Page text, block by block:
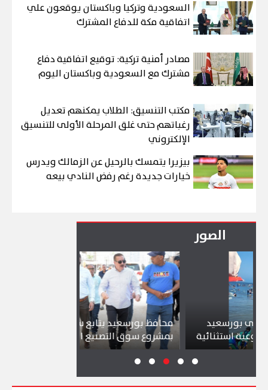
السعودية وتركيا وباكستان يوقعون علي
اتفاقية مكة للدفاع المشترك
مصادر أمنية تركية: توقيع اتفاقية دفاع
مشترك مع السعودية وباكستان اليوم
مكتب التنسيق: الطلاب يمكنهم تعديل
رغباتهم حتى غلق المرحلة الأولى للتنسيق
الإلكتروني
بيزيرا يتمسك بالرحيل عن الزمالك ويدرس
خيارات جديدة رغم رفض النادي بيعه
الصور
محافظ بورسعيد يتابع سير العمل
بمشروع سوق التصنيع الجديد